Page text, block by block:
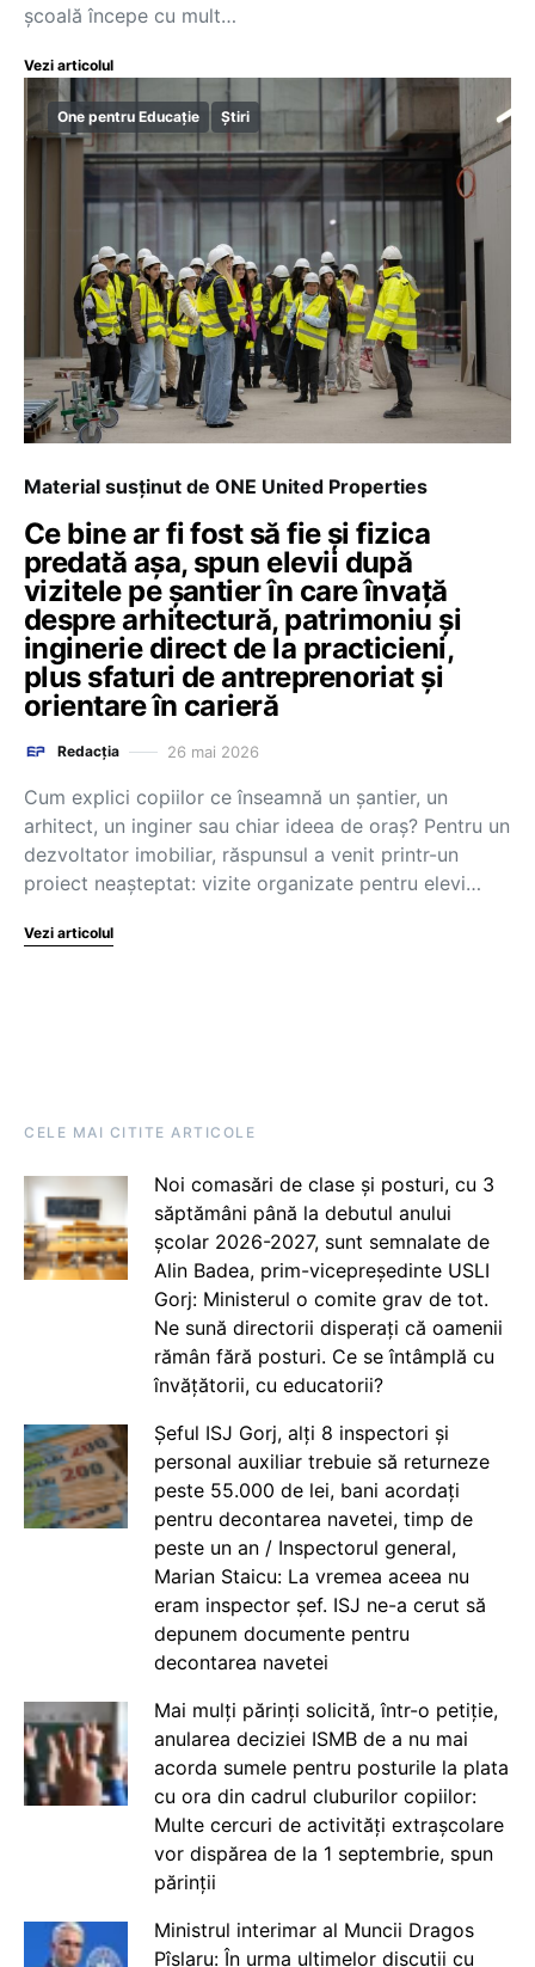
școală începe cu mult…
Vezi articolul
One pentru Educație Știri
Material susținut de ONE United Properties
Ce bine ar fi fost să fie și fizica
predată așa, spun elevii după
vizitele pe șantier în care învață
despre arhitectură, patrimoniu și
inginerie direct de la practicieni,
plus sfaturi de antreprenoriat și
orientare în carieră
Redacția 26 mai 2026
Cum explici copiilor ce înseamnă un șantier, un
arhitect, un inginer sau chiar ideea de oraș? Pentru un
dezvoltator imobiliar, răspunsul a venit printr-un
proiect neașteptat: vizite organizate pentru elevi…
Vezi articolul
CELE MAI CITITE ARTICOLE
Noi comasări de clase și posturi, cu 3
săptămâni până la debutul anului
școlar 2026-2027, sunt semnalate de
Alin Badea, prim-vicepreședinte USLI
Gorj: Ministerul o comite grav de tot.
Ne sună directorii disperați că oamenii
rămân fără posturi. Ce se întâmplă cu
învățătorii, cu educatorii?
Șeful ISJ Gorj, alți 8 inspectori și
personal auxiliar trebuie să returneze
peste 55.000 de lei, bani acordați
pentru decontarea navetei, timp de
peste un an / Inspectorul general,
Marian Staicu: La vremea aceea nu
eram inspector șef. ISJ ne-a cerut să
depunem documente pentru
decontarea navetei
Mai mulți părinți solicită, într-o petiție,
anularea deciziei ISMB de a nu mai
acorda sumele pentru posturile la plata
cu ora din cadrul cluburilor copiilor:
Multe cercuri de activități extrașcolare
vor dispărea de la 1 septembrie, spun
părinții
Ministrul interimar al Muncii Dragos
Pîslaru: În urma ultimelor discuții cu